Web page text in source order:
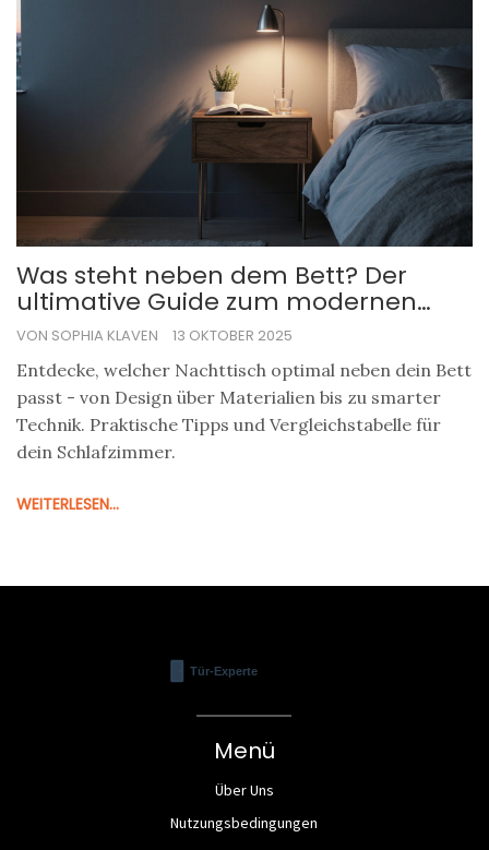
Was steht neben dem Bett? Der
ultimative Guide zum modernen
Nachttisch
VON SOPHIA KLAVEN 13 OKTOBER 2025
Entdecke, welcher Nachttisch optimal neben dein Bett
passt - von Design über Materialien bis zu smarter
Technik. Praktische Tipps und Vergleichstabelle für
dein Schlafzimmer.
WEITERLESEN...
Menü
Über Uns
Nutzungsbedingungen